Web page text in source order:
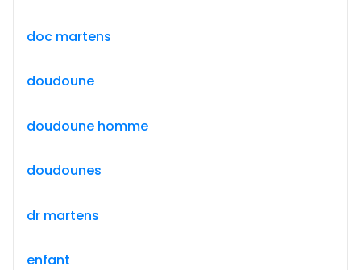
doc martens
doudoune
doudoune homme
doudounes
dr martens
enfant